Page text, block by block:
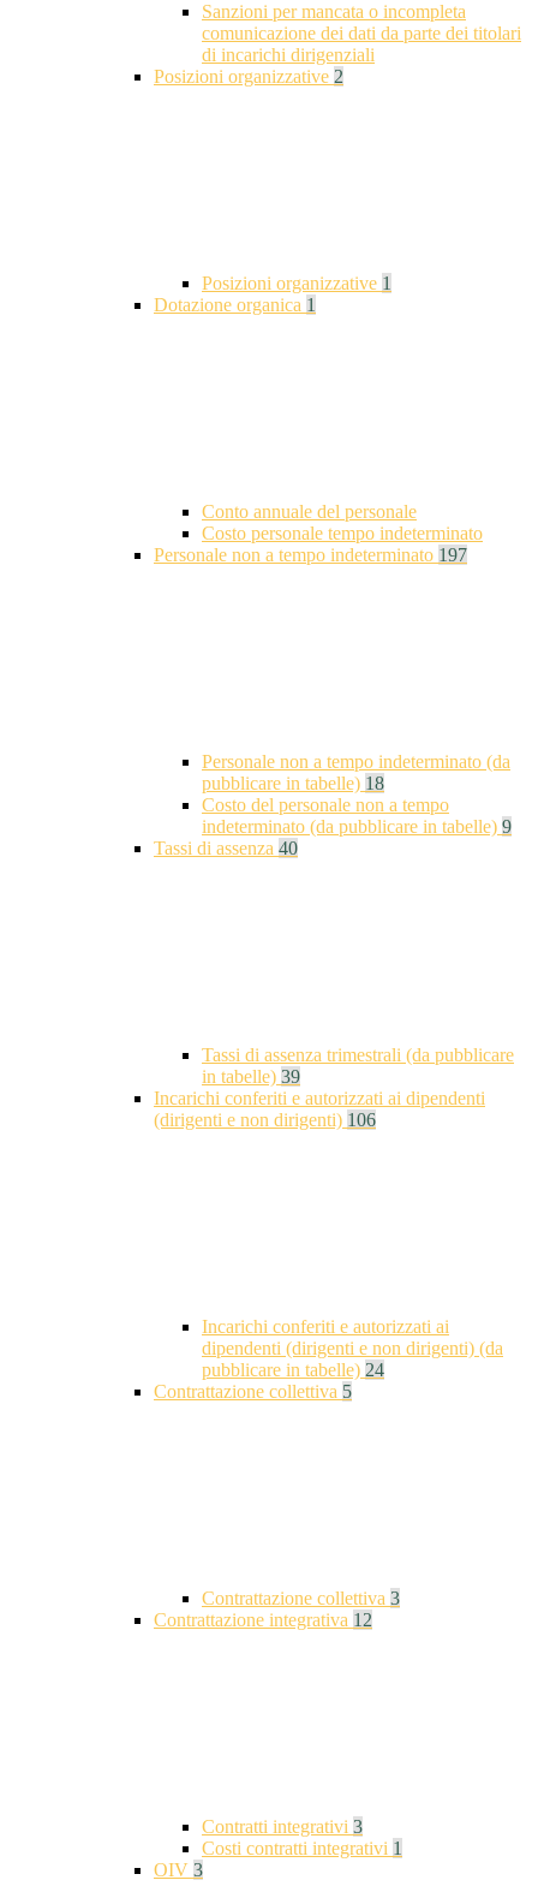
Sanzioni per mancata o incompleta
comunicazione dei dati da parte dei titolari
di incarichi dirigenziali
Posizioni organizzative 2
Posizioni organizzative 1
Dotazione organica 1
Conto annuale del personale
Costo personale tempo indeterminato
Personale non a tempo indeterminato 197
Personale non a tempo indeterminato (da
pubblicare in tabelle) 18
Costo del personale non a tempo
indeterminato (da pubblicare in tabelle) 9
Tassi di assenza 40
Tassi di assenza trimestrali (da pubblicare
in tabelle) 39
Incarichi conferiti e autorizzati ai dipendenti
(dirigenti e non dirigenti) 106
Incarichi conferiti e autorizzati ai
dipendenti (dirigenti e non dirigenti) (da
pubblicare in tabelle) 24
Contrattazione collettiva 5
Contrattazione collettiva 3
Contrattazione integrativa 12
Contratti integrativi 3
Costi contratti integrativi 1
OIV 3